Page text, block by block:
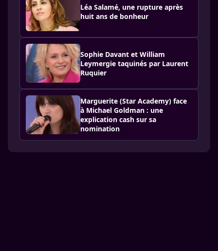
Léa Salamé, une rupture après
huit ans de bonheur
Sophie Davant et William
Leymergie taquinés par Laurent
Ruquier
Marguerite (Star Academy) face
à Michael Goldman : une
explication cash sur sa
nomination